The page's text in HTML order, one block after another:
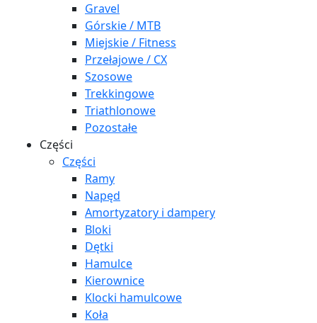
Gravel
Górskie / MTB
Miejskie / Fitness
Przełajowe / CX
Szosowe
Trekkingowe
Triathlonowe
Pozostałe
Części
Części
Ramy
Napęd
Amortyzatory i dampery
Bloki
Dętki
Hamulce
Kierownice
Klocki hamulcowe
Koła